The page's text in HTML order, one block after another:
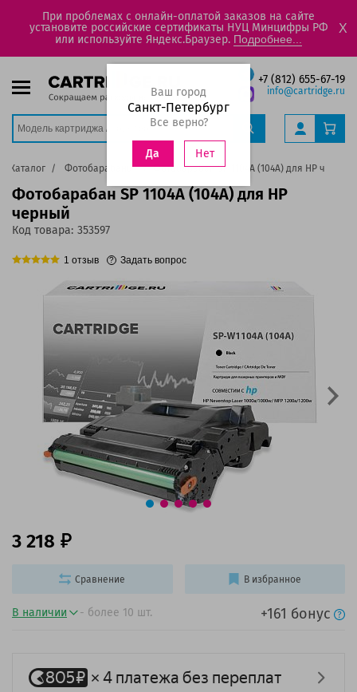
При проблемах с онлайн-оплатой заказов на сайте
установите российские сертификаты НУЦ Минцифры РФ
или используйте Яндекс.Браузер. Подробнее...
X
+7 (812) 655-67-19
info@cartridge.ru
Ваш город
Санкт-Петербург
Все верно?
Да Нет
Каталог Фотобарабаны Фотобарабан SP 1104A (104A) для HP черный
Фотобарабан SP 1104A (104A) для HP
черный
Код товара: 353597
1 отзыв Задать вопрос
В наличии - более 10 шт. +161 бонус
3 218
Сравнение В избранное